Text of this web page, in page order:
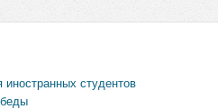
иностранных студентов